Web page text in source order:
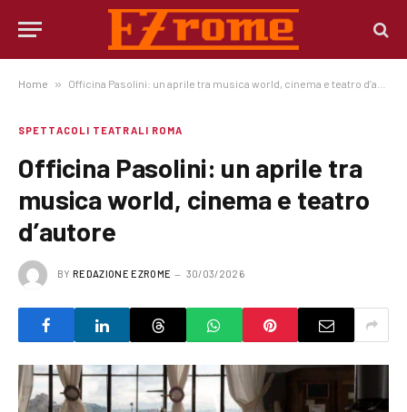
Home » Officina Pasolini: un aprile tra musica world, cinema e teatro d’autore
SPETTACOLI TEATRALI ROMA
Officina Pasolini: un aprile tra
musica world, cinema e teatro
d’autore
BY REDAZIONE EZROME 30/03/2026